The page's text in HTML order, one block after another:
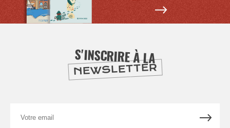
S'INSCRIRE À LA
NEWSLETTER
email